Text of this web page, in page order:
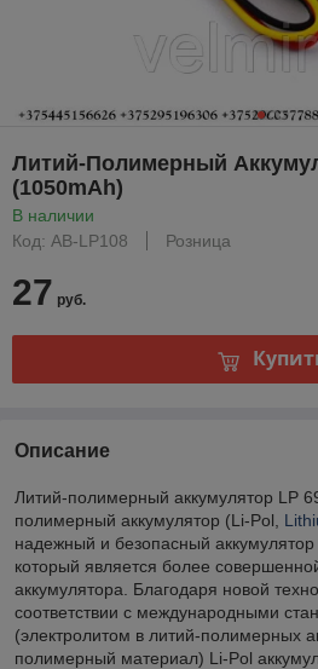
Литий-Полимерный
(1050mAh)
В наличии
Код: AB-LP108
Розница
27 руб.
Описание
Литий-полимерный аккумулятор LP
полимерный аккумулятор (Li-Pol,
надежный и безопасный аккумулятор
который является более
аккумулятора. Благодаря новой
соответствии с международными
(электролитом в литий-полимерных
полимерный материал) Li-Pol